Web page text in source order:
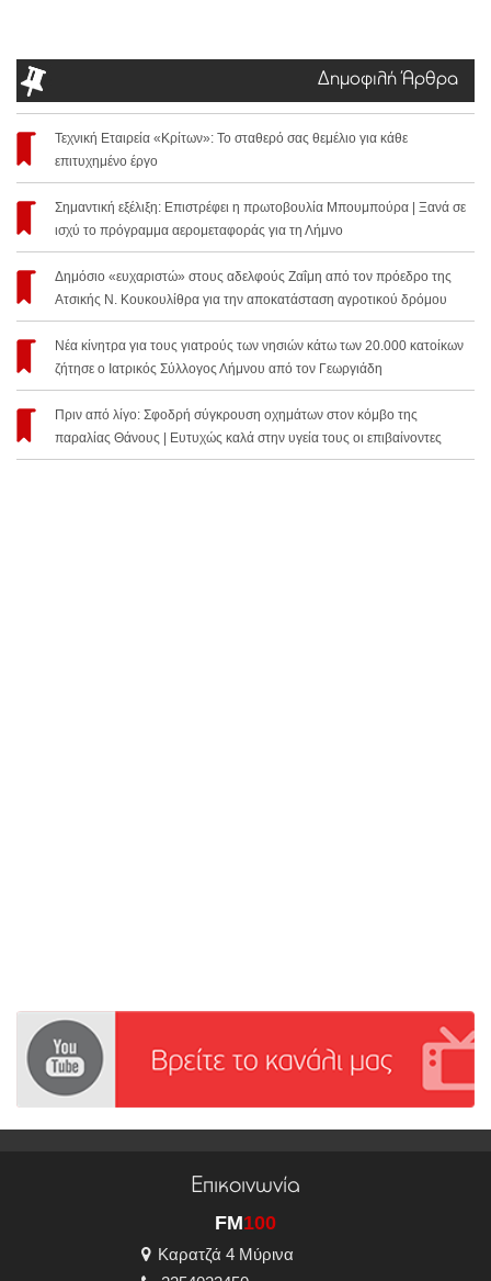
Δημοφιλή Άρθρα
Τεχνική Εταιρεία «Κρίτων»: Το σταθερό σας θεμέλιο για κάθε
επιτυχημένο έργο
Σημαντική εξέλιξη: Επιστρέφει η πρωτοβουλία Μπουμπούρα | Ξανά σε
ισχύ το πρόγραμμα αερομεταφοράς για τη Λήμνο
Δημόσιο «ευχαριστώ» στους αδελφούς Ζαΐμη από τον πρόεδρο της
Ατσικής Ν. Κουκουλίθρα για την αποκατάσταση αγροτικού δρόμου
Νέα κίνητρα για τους γιατρούς των νησιών κάτω των 20.000 κατοίκων
ζήτησε ο Ιατρικός Σύλλογος Λήμνου από τον Γεωργιάδη
Πριν από λίγο: Σφοδρή σύγκρουση οχημάτων στον κόμβο της
παραλίας Θάνους | Ευτυχώς καλά στην υγεία τους οι επιβαίνοντες
Επικοινωνία
FM100
Καρατζά 4 Μύρινα